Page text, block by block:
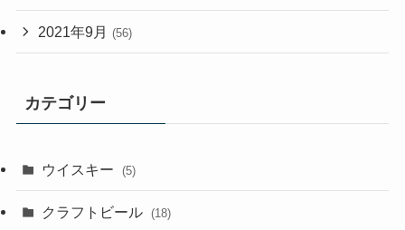
2021年9月 (56)
カテゴリー
ウイスキー (5)
クラフトビール (18)